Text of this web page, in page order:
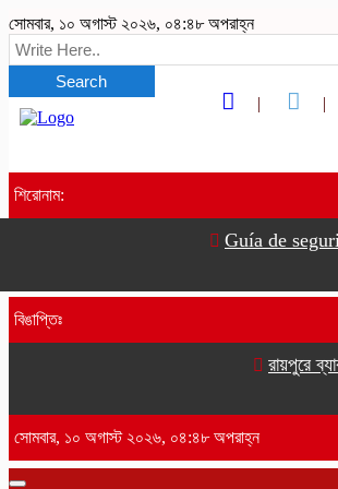
সোমবার, ১০ অগাস্ট ২০২৬, ০৪:৪৮ অপরাহ্ন
Search
শিরোনাম:
Guía de
বিঙাপ্তিঃ
রায়পুরে
সোমবার, ১০ অগাস্ট ২০২৬, ০৪:৪৮ অপরাহ্ন